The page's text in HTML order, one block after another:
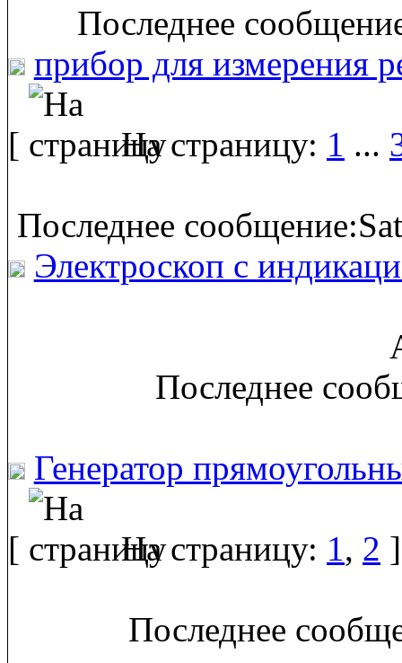
Последнее
прибор для измерения
[ На страницу: 1 ...
Последнее
Электроскоп с
Последнее
Генератор
[ На страницу: 1, 2 ]
Последнее